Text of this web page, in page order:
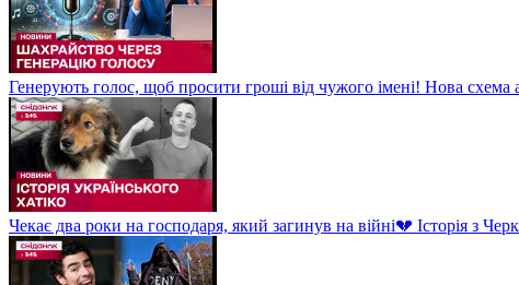
Генерують голос, щоб просити гроші від чужого імені! Нова схема
Чекає два роки на господаря, який загинув на війні💔 Історія з